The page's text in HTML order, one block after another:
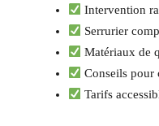
Intervention
Serrurier
Matériaux de
Conseils pour
Tarifs